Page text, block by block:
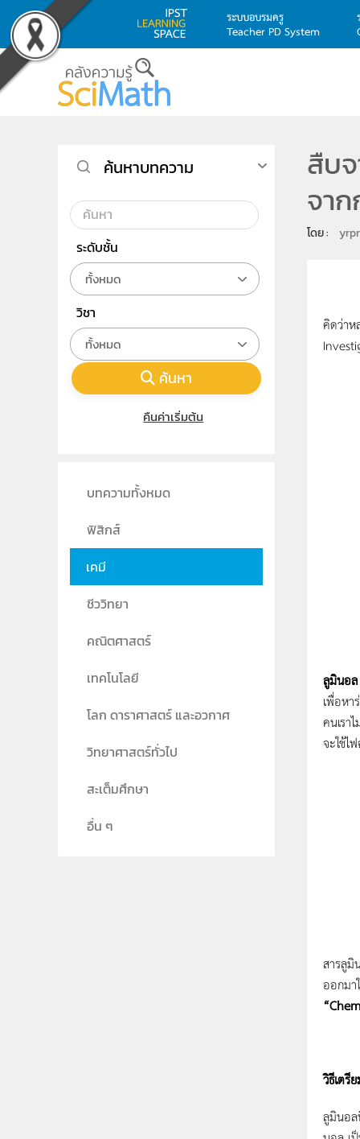
Skip to main content
ระบบอบรมครู
Teacher PD System
สืบ
จา
โดย :
คิดว่าห
ลูมินอล
เพื่อหา
คนเรา
จะใช้ไ
สารลูมิ
ออกมา
วิธีเตรี
ลูมินอล
ค้นหาบทความ
ระดับชั้น
ทั้งหมด
วิชา
ทั้งหมด
ค้นหา
คืนค่าเริ่มต้น
บทความทั้งหมด
ฟิสิกส์
เคมี
ชีววิทยา
คณิตศาสตร์
เทคโนโลยี
โลก ดาราศาสตร์ และอวกาศ
วิทยาศาสตร์ทั่วไป
สะเต็มศึกษา
อื่น ๆ